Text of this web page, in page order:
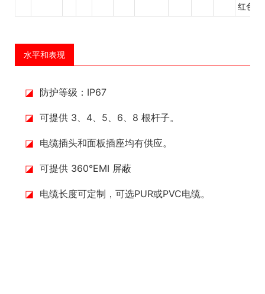
红色
水平和表现
◪ 防护等级：IP67
◪ 可提供 3、4、5、6、8 根杆子。
◪ 电缆插头和面板插座均有供应。
◪ 可提供 360°EMI 屏蔽
◪ 电缆长度可定制，可选PUR或PVC电缆。